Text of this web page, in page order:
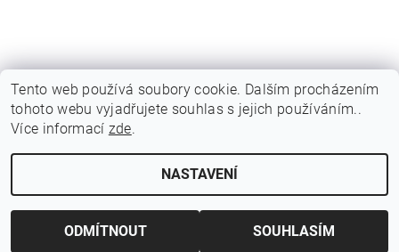
Obchodní podmínky |
Reklamační podmínky
2026 © Indicky Koreni, všechna práva vyhrazenaUpravit nastavení cookies
Tento web používá soubory cookie. Dalším procházením
tohoto webu vyjadřujete souhlas s jejich používáním..
Více informací zde.
NASTAVENÍ
ODMÍTNOUT SOUHLASÍM